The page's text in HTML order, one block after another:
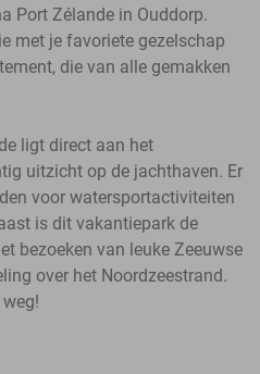
Port Zélande in Ouddorp.
met je favoriete gezelschap
die van alle gemakken
ligt direct aan het
uitzicht op de jachthaven. Er
voor watersportactiviteiten
is dit vakantiepark de
bezoeken van leuke Zeeuwse
over het Noordzeestrand.